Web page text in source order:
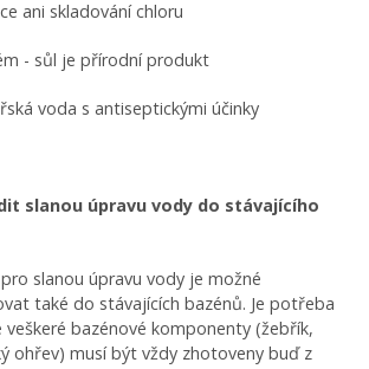
ani skladování chloru
- sůl je přírodní produkt
voda s antiseptickými účinky
slanou úpravu vody do stávajícího
pro slanou úpravu vody je možné
také do stávajících bazénů. Je potřeba
bazénové komponenty (žebřík,
ohřev) musí být vždy zhotoveny buď z